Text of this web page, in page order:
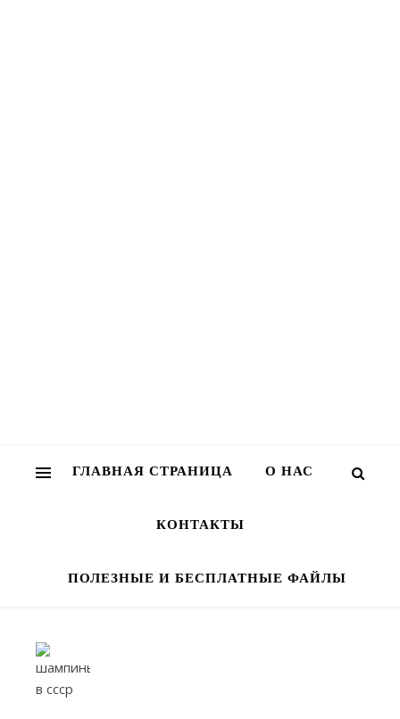
ГЛАВНАЯ СТРАНИЦА О НАС
КОНТАКТЫ
ПОЛЕЗНЫЕ И БЕСПЛАТНЫЕ ФАЙЛЫ